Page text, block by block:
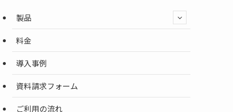
製品
料金
導入事例
資料請求フォーム
ご利用の流れ